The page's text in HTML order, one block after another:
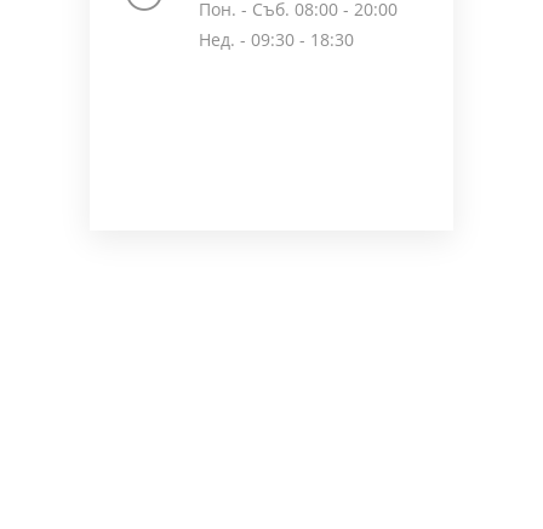
Пон. - Съб. 08:00 - 20:00
Нед. - 09:30 - 18:30